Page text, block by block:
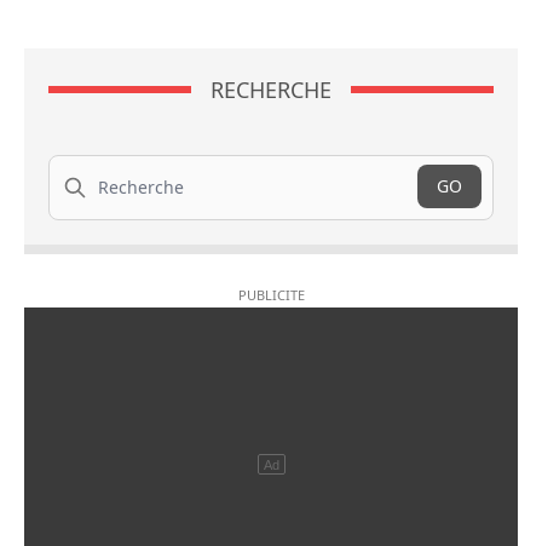
RECHERCHE
Recherche
GO